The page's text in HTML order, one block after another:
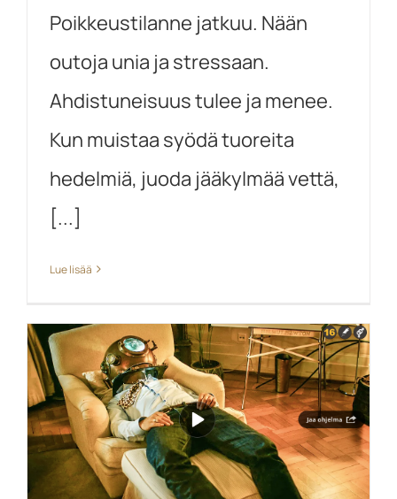
Poikkeustilanne jatkuu. Nään
outoja unia ja stressaan.
Ahdistuneisuus tulee ja menee.
Kun muistaa syödä tuoreita
hedelmiä, juoda jääkylmää vettä,
[...]
Lue lisää